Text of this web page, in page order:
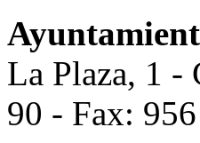
La Plaza, 1 -
90 - Fax: